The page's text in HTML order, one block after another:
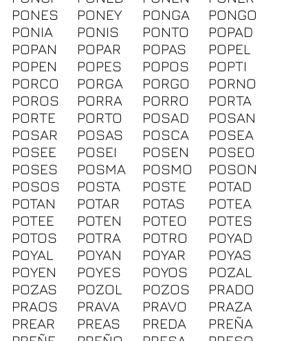
PONES
PONEY PONGA
PONGO
PONIA
PONIS PONTO
POPAD
POPAN
POPAR POPAS
POPEL
POPEN
POPES POPOS
POPTI
PORCO
PORGA PORGO
PORNO
POROS
PORRA PORRO
PORTA
PORTE
PORTO POSAD
POSAN
POSAR
POSAS POSCA
POSEA
POSEE
POSEI POSEN
POSEO
POSES
POSMA POSMO
POSON
POSOS
POSTA POSTE
POTAD
POTAN
POTAR POTAS
POTEA
POTEE
POTEN POTEO
POTES
POTOS
POTRA POTRO
POYAD
POYAL
POYAN POYAR
POYAS
POYEN
POYES POYOS
POZAL
POZAS
POZOL POZOS
PRADO
PRAOS
PRAVA PRAVO
PRAZA
PREAR
PREAS PREDA
PREÑA